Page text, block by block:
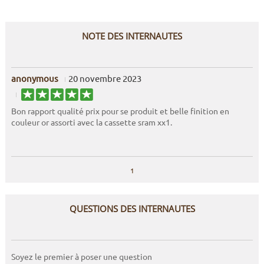
NOTE DES INTERNAUTES
anonymous 20 novembre 2023
Bon rapport qualité prix pour se produit et belle finition en
couleur or assorti avec la cassette sram xx1.
1
QUESTIONS DES INTERNAUTES
Soyez le premier à poser une question